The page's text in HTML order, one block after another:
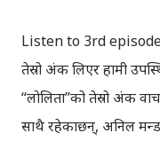
Listen to 3rd
तेस्रो अंक लिएर हामी
“लोलिता”को तेस्रो अंक
साथै रहेकाछन्, अनिल